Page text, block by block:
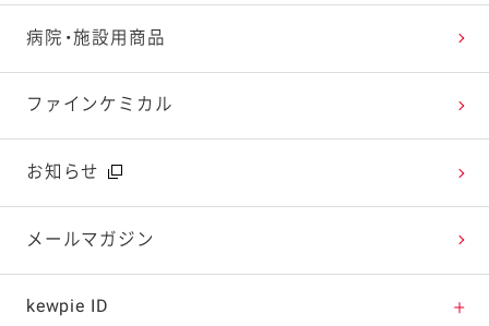
レシピ動画
今日のレシピギャラリー
深谷テラス ヤサイな仲間たちファーム
おたのしみコンテンツ
広告ギャラリー
テレビ・ラジオ
キャンペーン・イベント
お客様の声を活かしました
キユーピーウエルネス
病院・施設用商品
ファインケミカル
お知らせ
メールマガジン
kewpie ID